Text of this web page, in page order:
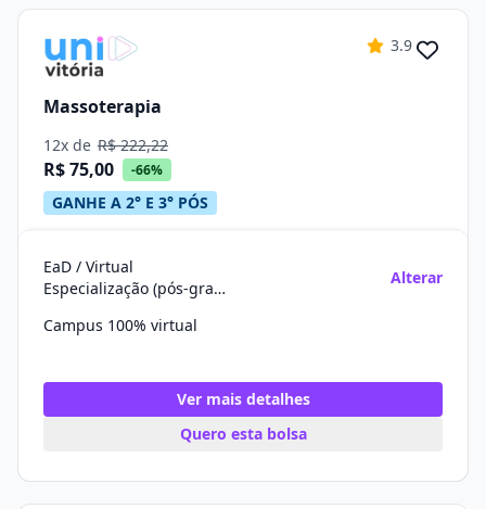
3.9
Massoterapia
12x de R$ 222,22
R$ 75,00 -66%
GANHE A 2° E 3° PÓS
EaD / Virtual
Especialização (pós-graduação)
Alterar
Campus 100% virtual
Ver mais detalhes
Quero esta bolsa